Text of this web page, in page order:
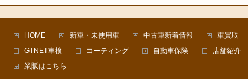
HOME 新車・未使用車 中古車新着情報
車買取
GTNET車検
コーティング 自動車保険
店舗紹介
業販はこちら